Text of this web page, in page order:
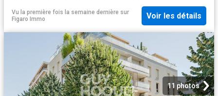
Vu la première fois la semaine dernière sur
Figaro Immo
Voir les détails
11 photos